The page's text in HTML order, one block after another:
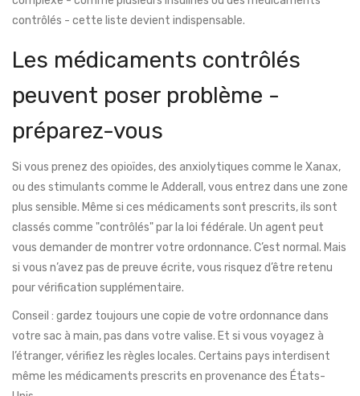
contrôlés - cette liste devient indispensable.
Les médicaments contrôlés
peuvent poser problème -
préparez-vous
Si vous prenez des opioïdes, des anxiolytiques comme le Xanax,
ou des stimulants comme le Adderall, vous entrez dans une zone
plus sensible. Même si ces médicaments sont prescrits, ils sont
classés comme "contrôlés" par la loi fédérale. Un agent peut
vous demander de montrer votre ordonnance. C’est normal. Mais
si vous n’avez pas de preuve écrite, vous risquez d’être retenu
pour vérification supplémentaire.
Conseil : gardez toujours une copie de votre ordonnance dans
votre sac à main, pas dans votre valise. Et si vous voyagez à
l’étranger, vérifiez les règles locales. Certains pays interdisent
même les médicaments prescrits en provenance des États-